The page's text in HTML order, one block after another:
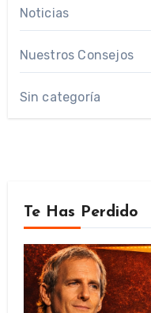
Noticias
Nuestros Consejos
Sin categoría
Te Has Perdido